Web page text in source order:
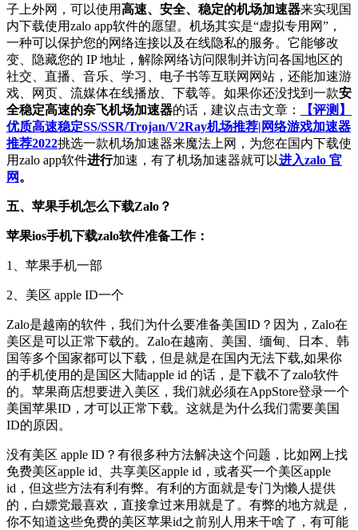
子上外网，可以使用高速、安全、稳定的机场加速器来实现国
内下载使用zalo app软件的愿望。机场其实是“虚拟专用网”，
一种可以保护您的网络连接以及在线隐私的服务。它能够改
变、隐藏您的 IP 地址，解除网络访问限制并访问各国地区的
社交、直播、音乐、学习、电子书等互联网网站，还能加速游
戏、网页、流媒体在线播放、下载等。如果你还没找到一款安
全稳定高速的奈飞机场加速器的话，建议点击文章：
【评测】
优质高速稳定SS/SSR/Trojan/V2Ray机场推荐|网络游戏加速器
推荐2022挑选一款机场加速器来魔法上网，为您在国内下载使
用zalo app软件进行加速，有了机场加速器就可以进入zalo 官
网。
五、苹果手机怎么下载Zalo？
苹果ios手机下载zalo软件准备工作：
1、苹果手机一部
2、美区 apple ID一个
Zalo是越南的软件，我们为什么要准备美国ID？因为，Zalo在
美区是可以正常下载的。Zalo在越南、美国、缅甸、日本、韩
国等多个国家都可以下载，但是就是在国内无法下载,如果你
的手机使用的是国区大陆apple id 的话，是下载不了zalo软件
的。苹果商店想要进入美区，我们就必须在AppStore登录一个
美国苹果ID，才可以正常下载。这就是为什么我们需要美国
ID的原因。
没有美区 apple ID？有很多种方法解决这个问题，比如网上找
免费美区apple id、共享美区apple id，或者买一个美区apple
id，但这些方法有利有弊。有利的方面就是专门为懒人提供
的，白嫖党最喜欢，直接拿过来用就是了。有弊的地方就是，
你不知道这些免费的美区苹果id之前别人用来干啥了，有可能